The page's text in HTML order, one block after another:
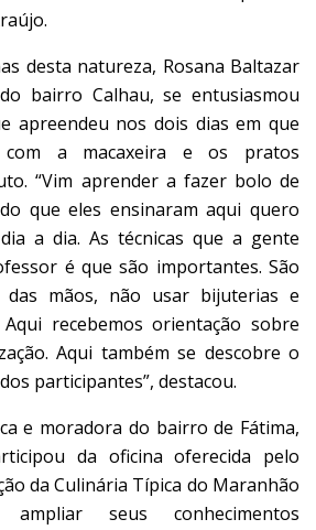
desta natureza, Rosana Baltazar
bairro Calhau, se entusiasmou
apreendeu nos dois dias em que
com a macaxeira e os pratos
“Vim aprender a fazer bolo de
que eles ensinaram aqui quero
a dia. As técnicas que a gente
é que são importantes. São
das mãos, não usar bijuterias e
recebemos orientação sobre
Aqui também se descobre o
participantes”, destacou.
e moradora do bairro de Fátima,
da oficina oferecida pelo
da Culinária Típica do Maranhão
seus conhecimentos